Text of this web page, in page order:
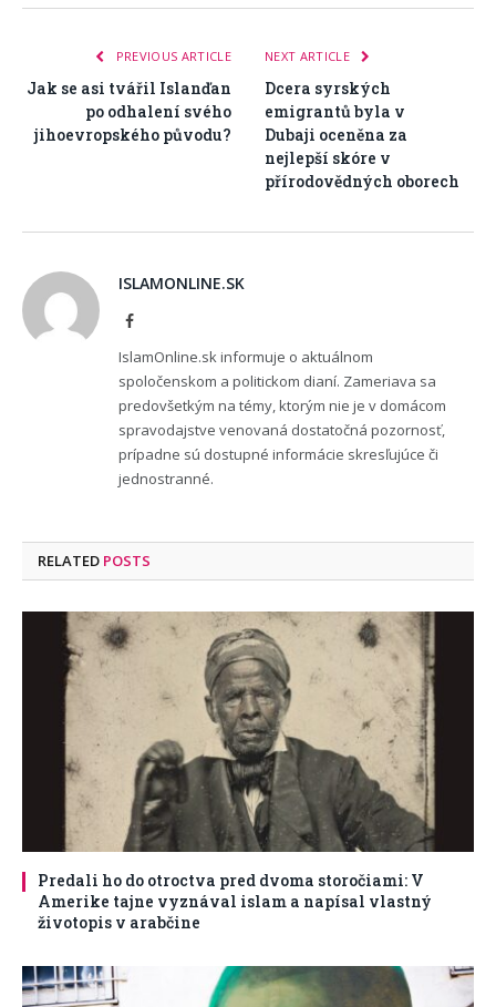
PREVIOUS ARTICLE
Jak se asi tvářil Islanďan
po odhalení svého
jihoevropského původu?
NEXT ARTICLE
Dcera syrských
emigrantů byla v
Dubaji oceněna za
nejlepší skóre v
přírodovědných oborech
ISLAMONLINE.SK
Facebook
IslamOnline.sk informuje o aktuálnom
spoločenskom a politickom dianí. Zameriava sa
predovšetkým na témy, ktorým nie je v domácom
spravodajstve venovaná dostatočná pozornosť,
prípadne sú dostupné informácie skresľujúce či
jednostranné.
RELATED POSTS
Predali ho do otroctva pred dvoma storočiami: V
Amerike tajne vyznával islam a napísal vlastný
životopis v arabčine